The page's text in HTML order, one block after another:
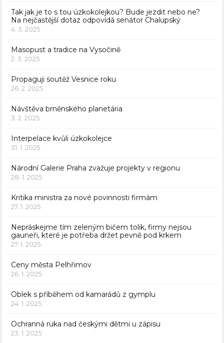
Tak jak je to s tou úzkokolejkou? Bude jezdit nebo ne?
Na nejčastější dotaz odpovídá senátor Chalupský
4. 3. 2025
Masopust a tradice na Vysočině
2. 3. 2025
Propaguji soutěž Vesnice roku
26. 2. 2025
Návštěva brněnského planetária
3. 2. 2025
Interpelace kvůli úzkokolejce
31. 1. 2025
Národní Galerie Praha zvažuje projekty v regionu
28. 1. 2025
Kritika ministra za nové povinnosti firmám
27. 1. 2025
Nepráskejme tím zeleným bičem tolik, firmy nejsou
gauneři, které je potřeba držet pevně pod krkem
27. 1. 2025
Ceny města Pelhřimov
26. 1. 2025
Oblek s příběhem od kamarádů z gymplu
24. 1. 2025
Ochranná ruka nad českými dětmi u zápisu
23. 1. 2025